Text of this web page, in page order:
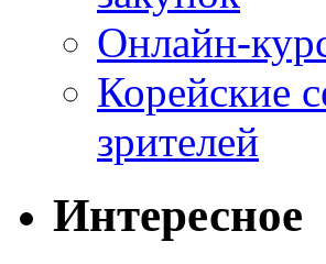
Онлайн-
Корейские
зрителей
Интересное